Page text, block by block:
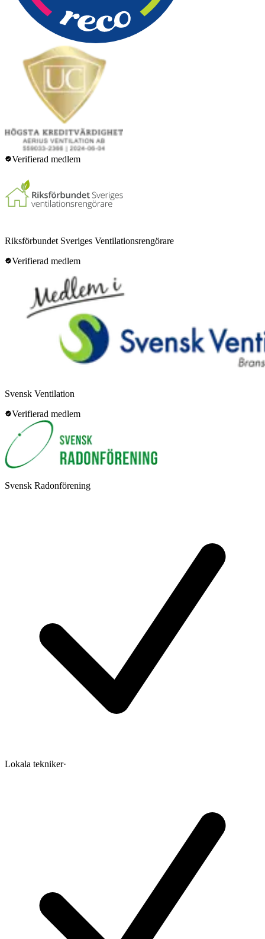
Verifierad medlem
Riksförbundet Sveriges Ventilationsrengörare
Verifierad medlem
Svensk Ventilation
Verifierad medlem
Svensk Radonförening
Lokala tekniker·